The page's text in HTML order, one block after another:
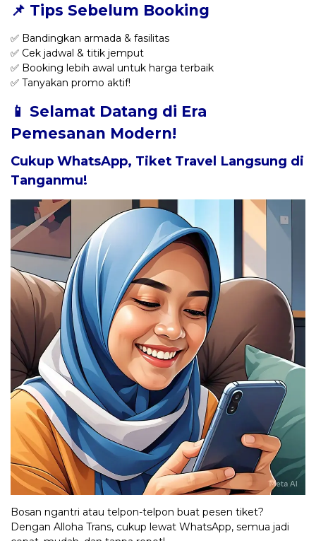
📌 Tips Sebelum Booking
✅ Bandingkan armada & fasilitas
✅ Cek jadwal & titik jemput
✅ Booking lebih awal untuk harga terbaik
✅ Tanyakan promo aktif!
📱 Selamat Datang di Era
Pemesanan Modern!
Cukup WhatsApp, Tiket Travel Langsung di
Tanganmu!
Bosan ngantri atau telpon-telpon buat pesen tiket?
Dengan Alloha Trans, cukup lewat WhatsApp, semua jadi